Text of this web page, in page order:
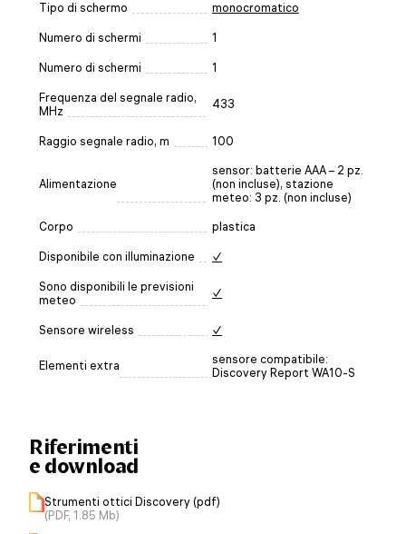
Tipo di schermo monocromatico
Numero di schermi 1
Numero di schermi 1
Frequenza del segnale radio,
MHz
433
Raggio segnale radio, m 100
Alimentazione
sensor: batterie AAA – 2 pz.
(non incluse), stazione
meteo: 3 pz. (non incluse)
Corpo plastica
Disponibile con illuminazione ✓
Sono disponibili le previsioni
meteo
✓
Sensore wireless ✓
Elementi extra
sensore compatibile:
Discovery Report WA10-S
Riferimenti
e download
Strumenti ottici Discovery (pdf)
(PDF, 1.85 Mb)